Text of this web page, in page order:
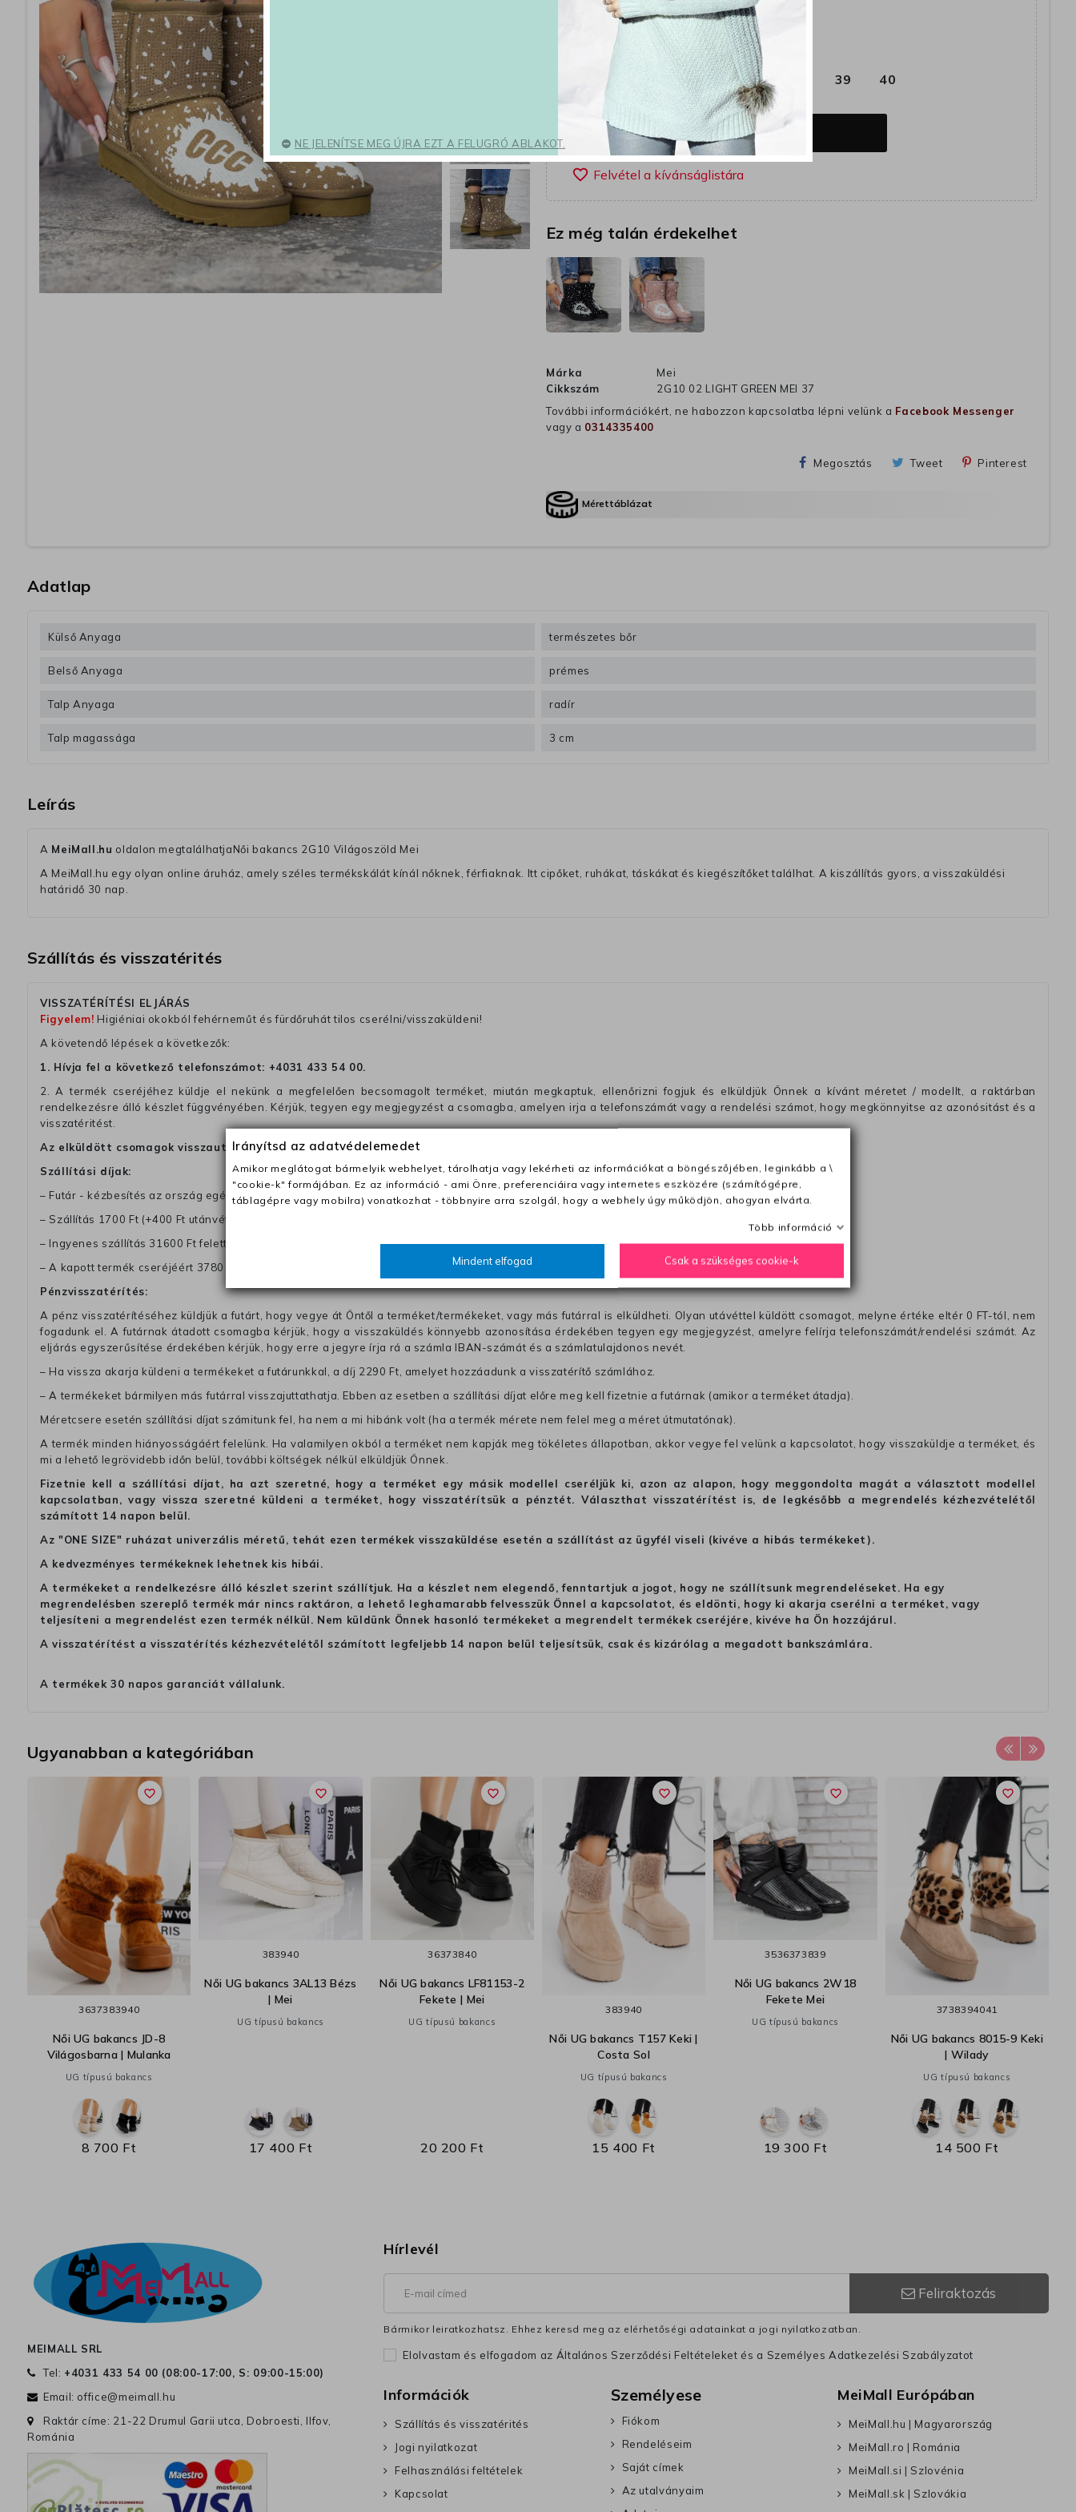
Világoszöld
35 36 37 39 40
shopping_cartKOSÁRBA
favorite_border
Ez még talán érdekelhet
Márka
Mei
Cikkszám
2G10 02 LIGHT GREEN MEI 37
További információkért, ne habozzon kapcsolatba lépni velünk a Facebook Messenger
vagy a 0314335400
Megosztás Tweet Pinterest
Mérettáblázat
Adatlap
Külső Anyaga természetes bőr
Belső Anyaga prémes
Talp Anyaga radír
Talp magassága 3 cm
Leírás
A MeiMall.hu oldalon megtalálhatjaNői bakancs 2G10 Világoszöld Mei
A MeiMall.hu egy olyan online áruház, amely széles termékskálát kínál nőknek, férfiaknak. Itt cipőket, ruhákat, táskákat és kiegészítőket találhat. A kiszállítás gyors, a visszaküldési
határidő 30 nap.
Szállítás és visszatérités
VISSZATÉRÍTÉSI ELJÁRÁS
Figyelem! Higiéniai okokból fehérneműt és fürdőruhát tilos cserélni/visszaküldeni!
A követendő lépések a következők:
1. Hívja fel a következő telefonszámot: +4031 433 54 00.
2. A termék cseréjéhez küldje el nekünk a megfelelően becsomagolt terméket, miután megkaptuk, ellenőrizni fogjuk és elküldjük Önnek a kívánt méretet / modellt, a raktárban
rendelkezésre álló készlet függvényében. Kérjük, tegyen egy megjegyzést a csomagba, amelyen irja a telefonszámát vagy a rendelési számot, hogy megkönnyitse az azonósitást és a
visszatéritést.
Az elküldött csomagok visszautasításra kerülnek, ha ezeket nem megfelelő módon csomagolják !!
Szállítási díjak:
– Futár - kézbesítés az ország egész területén, 2-3 munkanapon belül a megrendelés e-mailben / sms-ben történő megerősítésétől számítva
– Szállítás 1700 Ft (+400 Ft utánvéttel)
– Ingyenes szállítás 31600 Ft feletti megrendeléseknél (+400 Ft utánvétte)
– A kapott termék cseréjéért 3780 Ft szállítási díjat számolunk fel (oda -vissza út)
Pénzvisszatérítés:
A pénz visszatérítéséhez küldjük a futárt, hogy vegye át Öntől a terméket/termékeket, vagy más futárral is elküldheti. Olyan utávéttel küldött csomagot, melyne értéke eltér 0 FT-tól, nem
fogadunk el. A futárnak átadott csomagba kérjük, hogy a visszaküldés könnyebb azonosítása érdekében tegyen egy megjegyzést, amelyre felírja telefonszámát/rendelési számát. Az
eljárás egyszerűsítése érdekében kérjük, hogy erre a jegyre írja rá a számla IBAN-számát és a számlatulajdonos nevét.
– Ha vissza akarja küldeni a termékeket a futárunkkal, a díj 2290 Ft, amelyet hozzáadunk a visszatérítő számlához.
– A termékeket bármilyen más futárral visszajuttathatja. Ebben az esetben a szállítási díjat előre meg kell fizetnie a futárnak (amikor a terméket átadja).
Méretcsere esetén szállítási díjat számitunk fel, ha nem a mi hibánk volt (ha a termék mérete nem felel meg a méret útmutatónak).
A termék minden hiányosságáért felelünk. Ha valamilyen okból a terméket nem kapják meg tökéletes állapotban, akkor vegye fel velünk a kapcsolatot, hogy visszaküldje a terméket, és
mi a lehető legrövidebb időn belül, további költségek nélkül elküldjük Önnek.
Fizetnie kell a szállítási díjat, ha azt szeretné, hogy a terméket egy másik modellel cseréljük ki, azon az alapon, hogy meggondolta magát a választott modellel
kapcsolatban, vagy vissza szeretné küldeni a terméket, hogy visszatérítsük a pénztét. Választhat visszatérítést is, de legkésőbb a megrendelés kézhezvételétől
számított 14 napon belül.
Az "ONE SIZE" ruházat univerzális méretű, tehát ezen termékek visszaküldése esetén a szállítást az ügyfél viseli (kivéve a hibás termékeket).
A kedvezményes termékeknek lehetnek kis hibái.
A termékeket a rendelkezésre álló készlet szerint szállítjuk. Ha a készlet nem elegendő, fenntartjuk a jogot, hogy ne szállítsunk megrendeléseket. Ha egy
megrendelésben szereplő termék már nincs raktáron, a lehető leghamarabb felvesszük Önnel a kapcsolatot, és eldönti, hogy ki akarja cserélni a terméket, vagy
teljesíteni a megrendelést ezen termék nélkül. Nem küldünk Önnek hasonló termékeket a megrendelt termékek cseréjére, kivéve ha Ön hozzájárul.
A visszatérítést a visszatérítés kézhezvételétől számított legfeljebb 14 napon belül teljesítsük, csak és kizárólag a megadott bankszámlára.
A termékek 30 napos garanciát vállalunk.
Ugyanabban a kategóriában
favorite_border
3637383940
Női UG bakancs JD-8
Világosbarna | Mulanka
UG típusú bakancs
8 700 Ft
favorite_border
383940
Női UG bakancs 3AL13 Bézs
| Mei
UG típusú bakancs
17 400 Ft
favorite_border
36373840
Női UG bakancs LF81153-2
Fekete | Mei
UG típusú bakancs
20 200 Ft
favorite_border
383940
Női UG bakancs T157 Keki |
Costa Sol
UG típusú bakancs
15 400 Ft
favorite_border
3536373839
Női UG bakancs 2W18
Fekete Mei
UG típusú bakancs
19 300 Ft
favorite_border
3738394041
Női UG bakancs 8015-9 Keki
| Wilady
UG típusú bakancs
14 500 Ft
MEIMALL SRL
Tel: +4031 433 54 00 (08:00-17:00, S: 09:00-15:00)
Email: office@meimall.hu
Raktár címe: 21-22 Drumul Garii utca, Dobroesti, Ilfov,
Románia
Hírlevél
Feliraktozás
Bármikor leiratkozhatsz. Ehhez keresd meg az elérhetőségi adatainkat a jogi nyilatkozatban.
Elolvastam és elfogadom az Általános Szerződési Feltételeket és a Személyes Adatkezelési Szabályzatot
Információk
Szállítás és visszatérités
Jogi nyilatkozat
Felhasználási feltételek
Kapcsolat
Személyese
Fiókom
Rendeléseim
Saját címek
Az utalványaim
MeiMall Európában
MeiMall.hu | Magyarország
MeiMall.ro | Románia
MeiMall.si | Szlovénia
MeiMall.sk | Szlovákia
NE JELENÍTSE MEG ÚJRA EZT A FELUGRÓ ABLAKOT.
Irányítsd az adatvédelemedet
Amikor meglátogat bármelyik webhelyet, tárolhatja vagy lekérheti az információkat a böngészőjében, leginkább a \
"cookie-k" formájában. Ez az információ - ami Önre, preferenciáira vagy internetes eszközére (számítógépre,
táblagépre vagy mobilra) vonatkozhat - többnyire arra szolgál, hogy a webhely úgy működjön, ahogyan elvárta.
Több információ
Mindent elfogad Csak a szükséges cookie-k